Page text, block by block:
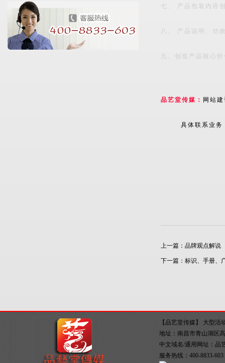
七、 产品包装内容
八、 产品说明、功
九、创造产品核心
品艺堂传媒： 网站
具体联系业务
上一篇： 品牌观点解说
下一篇： 标识、手册、
【品艺堂传媒】
大型活
地址：南昌市青山湖区
中文域名/通用网址：品
服务热线：400-8833-